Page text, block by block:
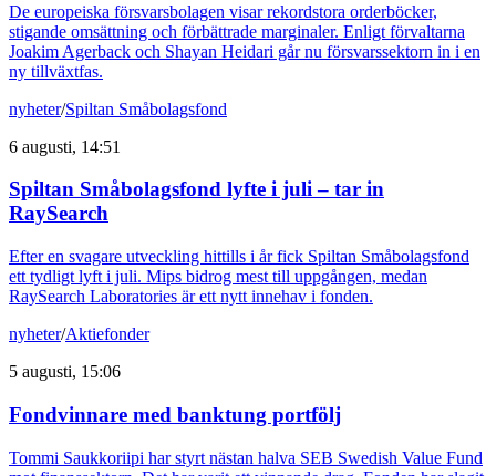
De europeiska försvarsbolagen visar rekordstora orderböcker,
stigande omsättning och förbättrade marginaler. Enligt förvaltarna
Joakim Agerback och Shayan Heidari går nu försvarssektorn in i en
ny tillväxtfas.
nyheter/Spiltan Småbolagsfond
6 augusti, 14:51
Spiltan Småbolagsfond lyfte i juli – tar in
RaySearch
Efter en svagare utveckling hittills i år fick Spiltan Småbolagsfond
ett tydligt lyft i juli. Mips bidrog mest till uppgången, medan
RaySearch Laboratories är ett nytt innehav i fonden.
nyheter/Aktiefonder
5 augusti, 15:06
Fondvinnare med banktung portfölj
Tommi Saukkoriipi har styrt nästan halva SEB Swedish Value Fund